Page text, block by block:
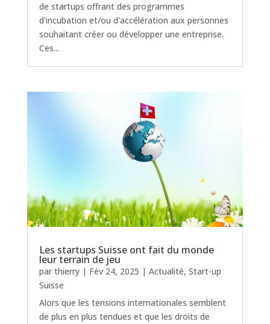
de startups offrant des programmes
d'incubation et/ou d'accélération aux personnes
souhaitant créer ou développer une entreprise.
Ces...
Les startups Suisse ont fait du monde
leur terrain de jeu
par thierry| Fév 24, 2025 | Actualité, Start-up
Suisse
Alors que les tensions internationales semblent
de plus en plus tendues et que les droits de